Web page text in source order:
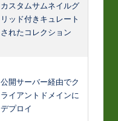
カスタムサムネイルグ
リッド付きキュレート
されたコレクション
公開サーバー経由でク
ライアントドメインに
デプロイ